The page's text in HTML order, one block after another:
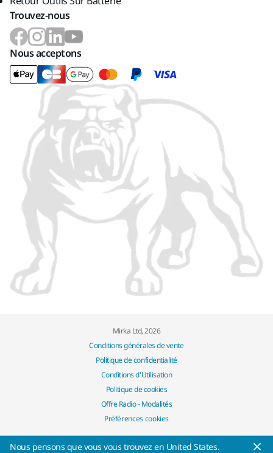
Trouvez-nous
Nous acceptons
Mirka Ltd, 2026
Conditions générales de vente
Politique de confidentialité
Conditions d'Utilisation
Politique de cookies
Offre Radio - Modalités
Préférences cookies
Nous pensons que vous vous trouvez en United States.